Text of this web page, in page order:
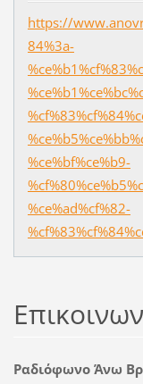
https://
84%3a-
%ce%bf%ce%b9-
%ce%ad%cf%82-
Ραδιόφωνο Άνω